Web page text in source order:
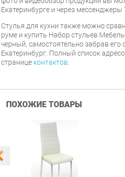
Екатеринбурге и через мессенджеры
Стулья для кухни также можно
руме и купить Набор стульев
черный, самостоятельно забрав его
Екатеринбург. Полный список
странице контактов
ПОХОЖИЕ ТОВАРЫ